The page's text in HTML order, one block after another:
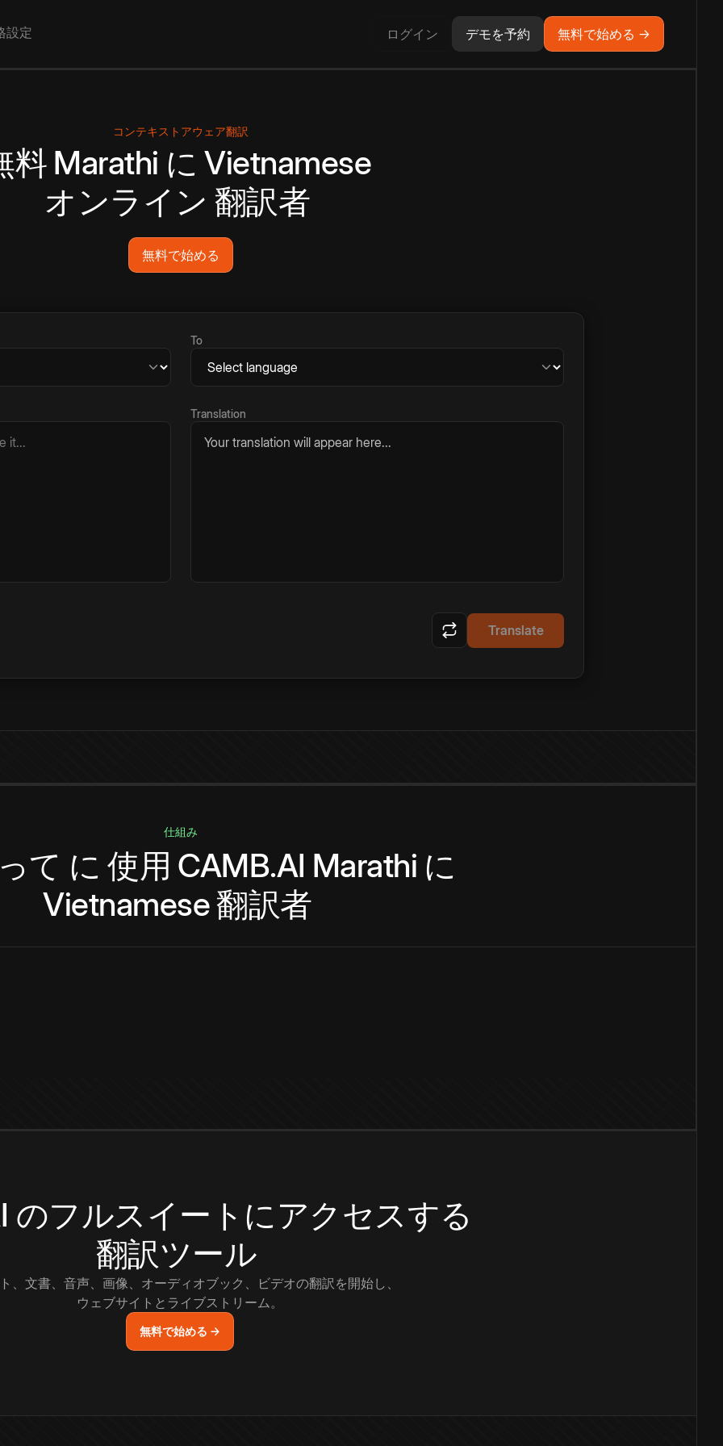
設定 ログイン デモを予約 無料で始める →
コンテキストアウェア翻訳
料 Marathi に Vietnamese
オンライン 翻訳者
無料で始める
To
Translation
Your translation will appear here...
Translate
仕組み
て に 使用 CAMB.AI Marathi に
Vietnamese翻訳者
のフルスイートにアクセスする
翻訳ツール
、文書、音声、画像、オーディオブック、ビデオの翻訳を開始し、
ウェブサイトとライブストリーム。
無料で始める →